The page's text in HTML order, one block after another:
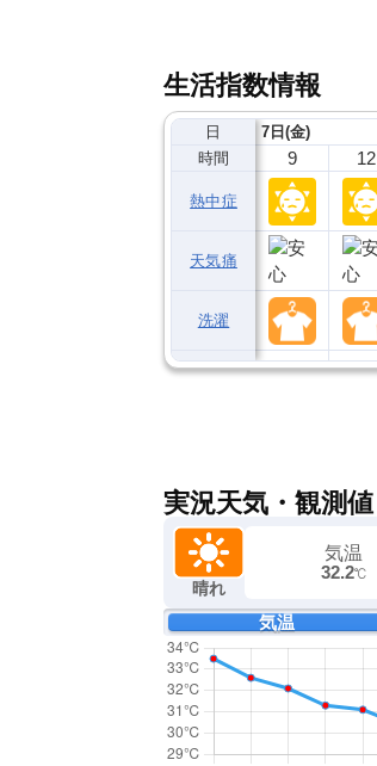
生活指数情報
日
時間
熱中症
天気痛
洗濯
7日(金)
9 12
実況天気・観測値
晴れ
気温
32.2℃
気温